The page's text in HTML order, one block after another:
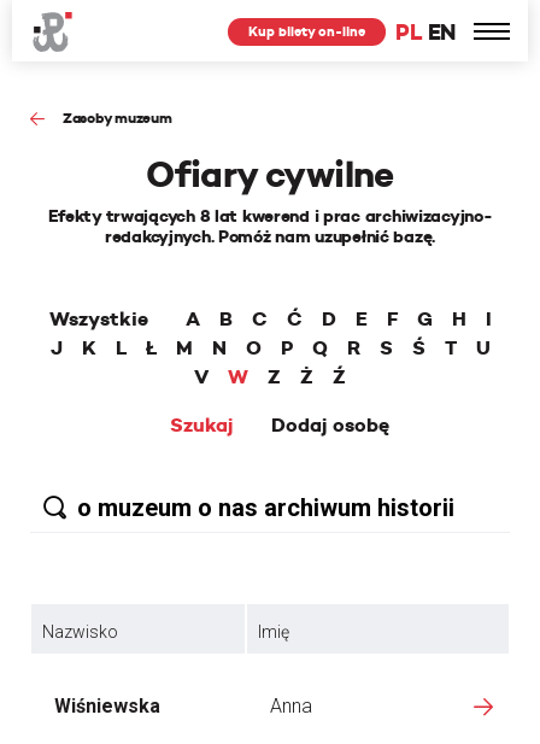
PL EN
Kup bilety on-line
Zasoby muzeum
Ofiary cywilne
Efekty trwających 8 lat kwerend i prac archiwizacyjno-
redakcyjnych. Pomóż nam uzupełnić bazę.
Wszystkie A B C Ć D E F G H
I
J
K L Ł M N O P Q R S Ś T
U
V
W Z Ż
Ź
Szukaj
Dodaj osobę
Nazwisko Imię
Wiśniewska Anna